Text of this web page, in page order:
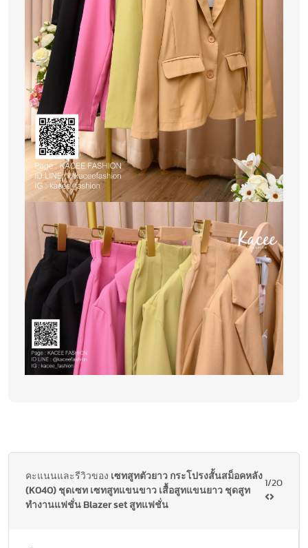
คะแนนและรีวิวของ เซทสูทตัวยาว กระโปรงสั้นสม็อคหลัง
(K040) ชุดเซท เซทสูทแขนขาว เสื้อสูทแขนยาว ชุดสูท
ทำงานแฟชั่น Blazer set สูทแฟชั่น
1/20